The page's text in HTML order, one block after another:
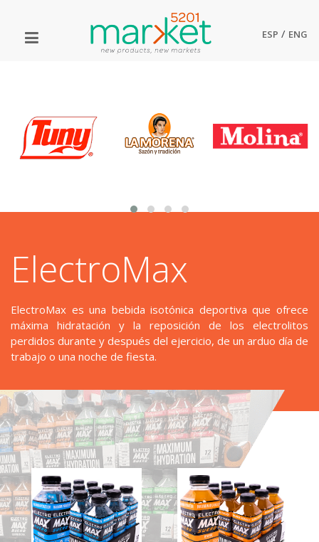
ESP / ENG
ElectroMax
ElectroMax es una bebida isotónica deportiva que ofrece
máxima hidratación y la reposición de los electrolitos
perdidos durante y después del ejercicio, de un arduo día de
trabajo o una noche de fiesta.